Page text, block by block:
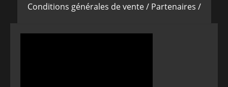
Conditions générales de vente / Partenaires /